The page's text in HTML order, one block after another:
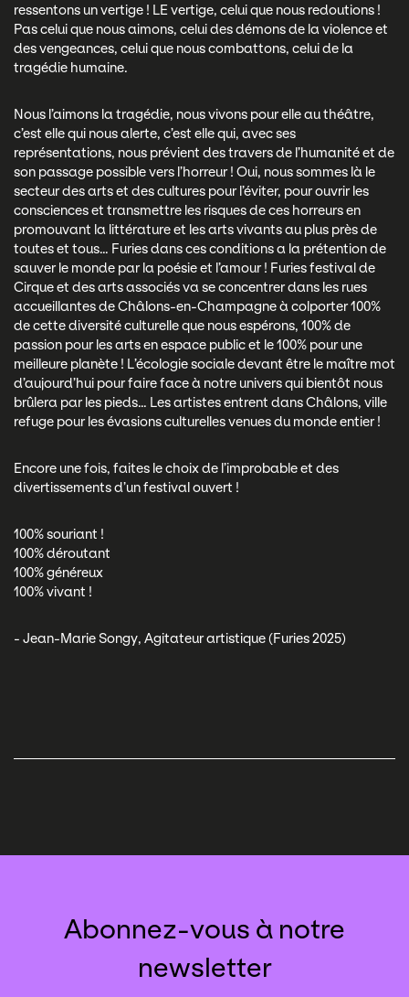
ressentons un vertige ! LE vertige, celui que nous redoutions !
Pas celui que nous aimons, celui des démons de la violence et
des vengeances, celui que nous combattons, celui de la
tragédie humaine.
Nous l’aimons la tragédie, nous vivons pour elle au théâtre,
c’est elle qui nous alerte, c’est elle qui, avec ses
représentations, nous prévient des travers de l’humanité et de
son passage possible vers l’horreur ! Oui, nous sommes là le
secteur des arts et des cultures pour l’éviter, pour ouvrir les
consciences et transmettre les risques de ces horreurs en
promouvant la littérature et les arts vivants au plus près de
toutes et tous… Furies dans ces conditions a la prétention de
sauver le monde par la poésie et l’amour ! Furies festival de
Cirque et des arts associés va se concentrer dans les rues
accueillantes de Châlons-en-Champagne à colporter 100%
de cette diversité culturelle que nous espérons, 100% de
passion pour les arts en espace public et le 100% pour une
meilleure planète ! L’écologie sociale devant être le maître mot
d’aujourd’hui pour faire face à notre univers qui bientôt nous
brûlera par les pieds… Les artistes entrent dans Châlons, ville
refuge pour les évasions culturelles venues du monde entier !
Encore une fois, faites le choix de l’improbable et des
divertissements d’un festival ouvert !
100% souriant !
100% déroutant
100% généreux
100% vivant !
- Jean-Marie Songy, Agitateur artistique (Furies 2025)
Abonnez-vous à notre
newsletter